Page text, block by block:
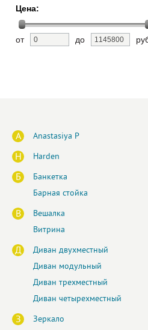
Цена:
от до
A Anastasiya P
H Harden
Б
Банкетка
Барная стойка
В
Вешалка
Витрина
Д
Диван двухместный
Диван модульный
Диван трехместный
Диван четырехместный
З
Зеркало